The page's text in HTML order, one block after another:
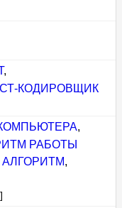
,
КОДИРОВЩИК
,
РАБОТЫ
,